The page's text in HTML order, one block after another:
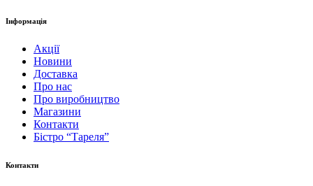
Інформація
Акції
Новини
Доставка
Про нас
Про виробництво
Магазини
Контакти
Бістро “Тареля”
Контакти